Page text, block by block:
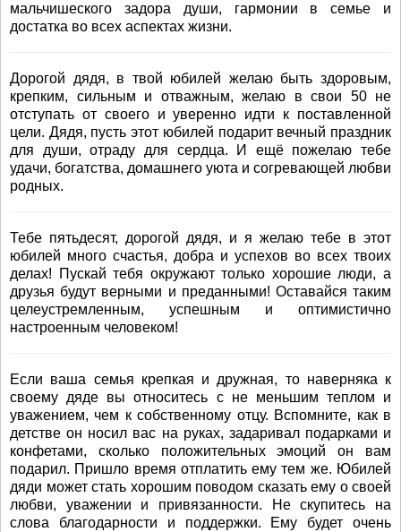
мальчишеского задора души, гармонии в семье и
достатка во всех аспектах жизни.
Дорогой дядя, в твой юбилей желаю быть здоровым,
крепким, сильным и отважным, желаю в свои 50 не
отступать от своего и уверенно идти к поставленной
цели. Дядя, пусть этот юбилей подарит вечный праздник
для души, отраду для сердца. И ещё пожелаю тебе
удачи, богатства, домашнего уюта и согревающей любви
родных.
Тебе пятьдесят, дорогой дядя, и я желаю тебе в этот
юбилей много счастья, добра и успехов во всех твоих
делах! Пускай тебя окружают только хорошие люди, а
друзья будут верными и преданными! Оставайся таким
целеустремленным, успешным и оптимистично
настроенным человеком!
Если ваша семья крепкая и дружная, то наверняка к
своему дяде вы относитесь с не меньшим теплом и
уважением, чем к собственному отцу. Вспомните, как в
детстве он носил вас на руках, задаривал подарками и
конфетами, сколько положительных эмоций он вам
подарил. Пришло время отплатить ему тем же. Юбилей
дяди может стать хорошим поводом сказать ему о своей
любви, уважении и привязанности. Не скупитесь на
слова благодарности и поддержки. Ему будет очень